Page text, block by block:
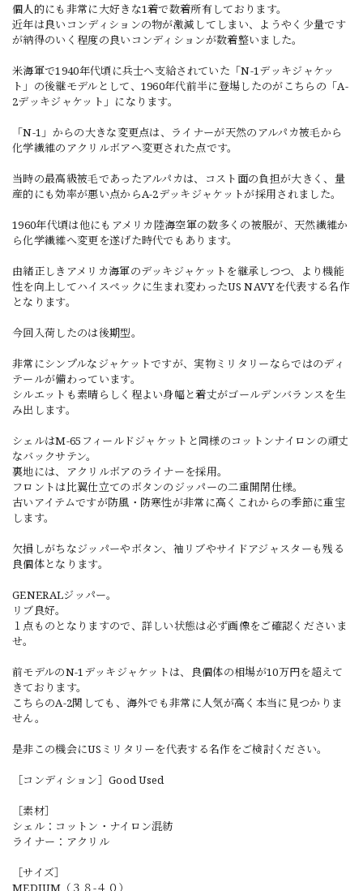
個人的にも非常に大好きな1着で数着所有しております。
近年は良いコンディションの物が激減してしまい、ようやく少量です
が納得のいく程度の良いコンディションが数着整いました。
米海軍で1940年代頃に兵士へ支給されていた「N-1デッキジャケッ
ト」の後継モデルとして、1960年代前半に登場したのがこちらの「A-
2デッキジャケット」になります。
「N-1」からの大きな変更点は、ライナーが天然のアルパカ被毛から
化学繊維のアクリルボアへ変更された点です。
当時の最高級被毛であったアルパカは、コスト面の負担が大きく、量
産的にも効率が悪い点からA-2デッキジャケットが採用されました。
1960年代頃は他にもアメリカ陸海空軍の数多くの被服が、天然繊維か
ら化学繊維へ変更を遂げた時代でもあります。
由緒正しきアメリカ海軍のデッキジャケットを継承しつつ、より機能
性を向上してハイスペックに生まれ変わったUS NAVYを代表する名作
となります。
今回入荷したのは後期型。
非常にシンプルなジャケットですが、実物ミリタリーならではのディ
テールが備わっています。
シルエットも素晴らしく程よい身幅と着丈がゴールデンバランスを生
み出します。
シェルはM-65フィールドジャケットと同様のコットンナイロンの頑丈
なバックサテン。
裏地には、アクリルボアのライナーを採用。
フロントは比翼仕立てのボタンのジッパーの二重開閉仕様。
古いアイテムですが防風・防寒性が非常に高くこれからの季節に重宝
します。
欠損しがちなジッパーやボタン、袖リブやサイドアジャスターも残る
良個体となります。
GENERALジッパー。
リブ良好。
１点ものとなりますので、詳しい状態は必ず画像をご確認くださいま
せ。
前モデルのN-1デッキジャケットは、良個体の相場が10万円を超えて
きております。
こちらのA-2関しても、海外でも非常に人気が高く本当に見つかりま
せん。
是非この機会にUSミリタリーを代表する名作をご検討ください。
［コンディション］Good Used
［素材］
シェル：コットン・ナイロン混紡
ライナー：アクリル
［サイズ］
MEDIUM（３８-４０）